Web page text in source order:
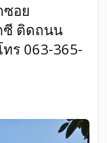
อย
ซี ติดถนน
ร 063-365-